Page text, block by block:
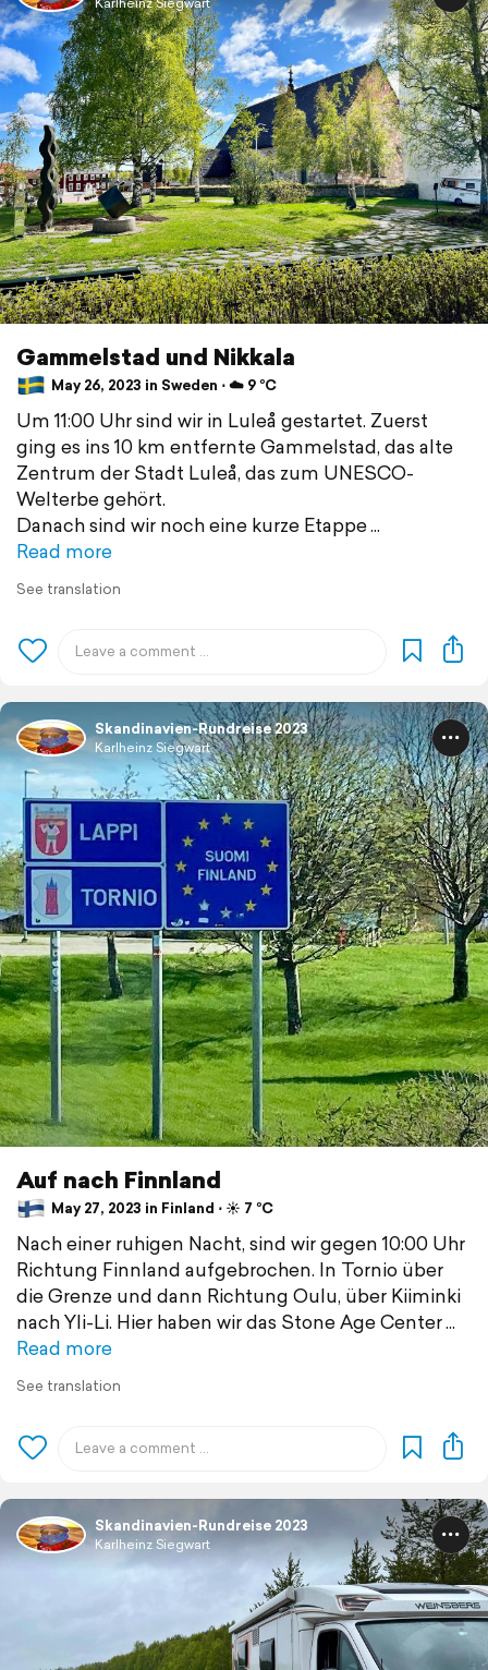
Gammelstad und Nikkala
May 26, 2023 in Sweden ⋅ ☁️ 9 °C
Um 11:00 Uhr sind wir in Luleå gestartet. Zuerst
ging es ins 10 km entfernte Gammelstad, das alte
Zentrum der Stadt Luleå, das zum UNESCO-
Welterbe gehört.
Danach sind wir noch eine kurze Etappe
Read more
See translation
Skandinavien-Rundreise 2023
Karlheinz Siegwart
Auf nach Finnland
May 27, 2023 in Finland ⋅ ☀️ 7 °C
Nach einer ruhigen Nacht, sind wir gegen 10:00 Uhr
Richtung Finnland aufgebrochen. In Tornio über
die Grenze und dann Richtung Oulu, über Kiiminki
nach Yli-Li. Hier haben wir das Stone Age Center
Read more
See translation
Skandinavien-Rundreise 2023
Karlheinz Siegwart